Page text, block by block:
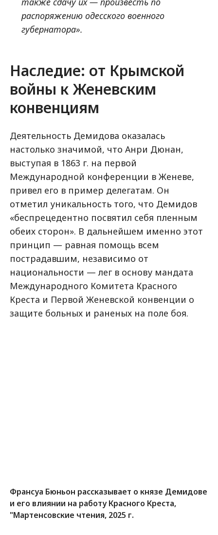
распоряжению одесского военного
губернатора».
Наследие: от Крымской
войны к Женевским
конвенциям
Деятельность Демидова оказалась
настолько значимой, что Анри Дюнан,
выступая в 1863 г. на первой
Международной конференции в Женеве,
привел его в пример делегатам. Он
отметил уникальность того, что Демидов
«беспрецедентно посвятил себя пленным
обеих сторон». В дальнейшем именно этот
принцип — равная помощь всем
пострадавшим, независимо от
национальности — лег в основу мандата
Международного Комитета Красного
Креста и Первой Женевской конвенции о
защите больных и раненых на поле боя.
Франсуа Бюньон рассказывает о князе Демидове
и его влиянии на работу Красного Креста,
"Мартенсовские чтения, 2025 г.